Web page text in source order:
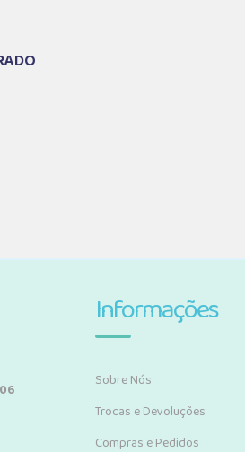
Informações
Sobre Nós
Trocas e Devoluções
Compras e Pedidos